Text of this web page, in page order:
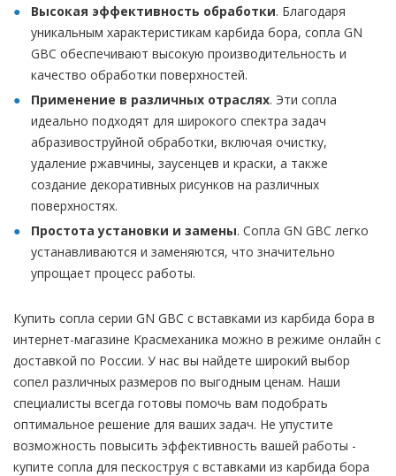
Высокая эффективность обработки. Благодаря
уникальным характеристикам карбида бора, сопла GN
GBC обеспечивают высокую производительность и
качество обработки поверхностей.
Применение в различных отраслях. Эти сопла
идеально подходят для широкого спектра задач
абразивоструйной обработки, включая очистку,
удаление ржавчины, заусенцев и краски, а также
создание декоративных рисунков на различных
поверхностях.
Простота установки и замены. Сопла GN GBC легко
устанавливаются и заменяются, что значительно
упрощает процесс работы.
Купить сопла серии GN GBC с вставками из карбида бора в
интернет-магазине Красмеханика можно в режиме онлайн с
доставкой по России. У нас вы найдете широкий выбор
сопел различных размеров по выгодным ценам. Наши
специалисты всегда готовы помочь вам подобрать
оптимальное решение для ваших задач. Не упустите
возможность повысить эффективность вашей работы -
купите сопла для пескоструя с вставками из карбида бора